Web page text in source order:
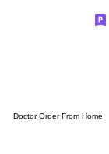
Doctor Order From Home